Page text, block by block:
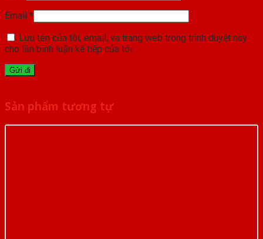
Email *
Lưu tên của tôi, email, và trang web trong trình duyệt này
cho lần bình luận kế tiếp của tôi.
Sản phẩm tương tự